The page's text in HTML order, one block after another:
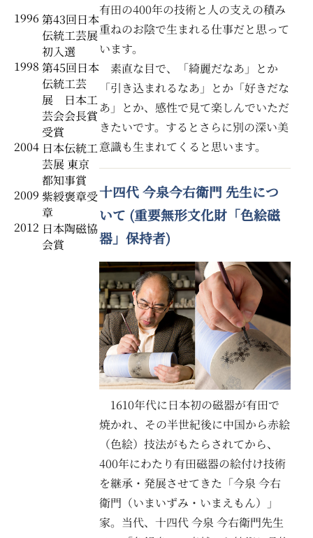
1996 第43回日本
伝統工芸展
初入選
1998 第45回日本
伝統工芸
展 日本工
芸会会長賞
受賞
2004 日本伝統工
芸展 東京
都知事賞
2009 紫綬褒章受
章
2012 日本陶磁協
会賞
有田の400年の技術と人の支えの積み
重ねのお陰で生まれる仕事だと思って
います。
素直な目で、「綺麗だなあ」とか
「引き込まれるなあ」とか「好きだな
あ」とか、感性で見て楽しんでいただ
きたいです。するとさらに別の深い美
意識も生まれてくると思います。
十四代 今泉今右衛門 先生につ
いて (重要無形文化財「色絵磁
器」保持者)
1610年代に日本初の磁器が有田で
焼かれ、その半世紀後に中国から赤絵
（色絵）技法がもたらされてから、
400年にわたり有田磁器の絵付け技術
を継承・発展させてきた「今泉 今右
衛門（いまいずみ・いまえもん）」
家。当代、十四代 今泉 今右衛門先生